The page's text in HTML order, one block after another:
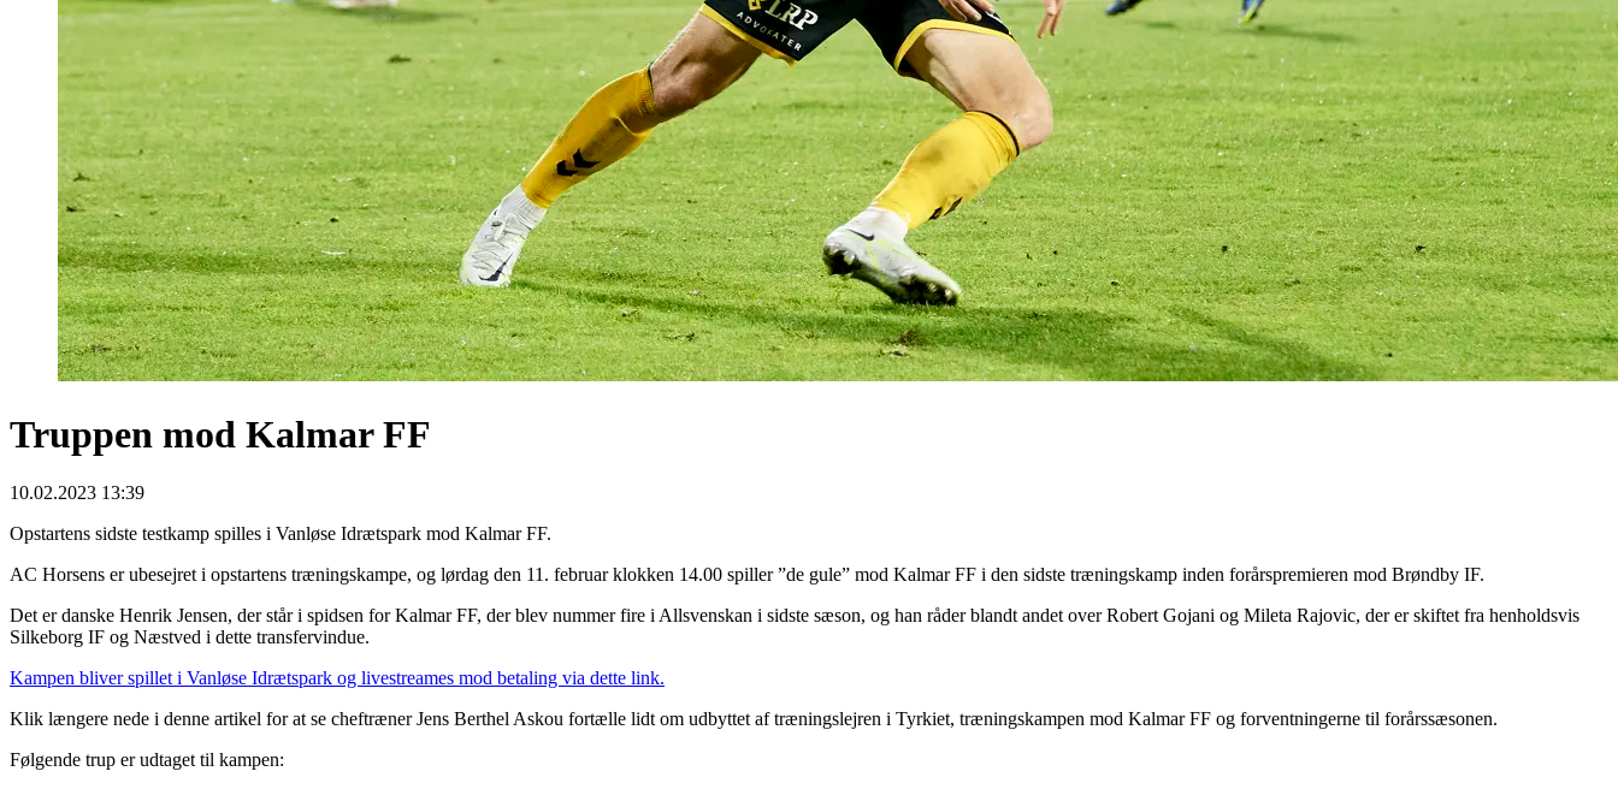
Truppen mod Kalmar FF
10.02.2023 13:39
Opstartens sidste testkamp spilles i Vanløse Idrætspark mod Kalmar FF.
AC Horsens er ubesejret i opstartens træningskampe, og lørdag den 11. februar klokken 14.00 spiller ”de gule” mod Kalmar FF i den sidste træningskamp inden forårspremieren mod Brøndby IF.
Det er danske Henrik Jensen, der står i spidsen for Kalmar FF, der blev nummer fire i Allsvenskan i sidste sæson, og han råder blandt andet over Robert Gojani og Mileta Rajovic, der er skiftet fra henholdsvis
Silkeborg IF og Næstved i dette transfervindue.
Kampen bliver spillet i Vanløse Idrætspark og livestreames mod betaling via dette link.
Klik længere nede i denne artikel for at se cheftræner Jens Berthel Askou fortælle lidt om udbyttet af træningslejren i Tyrkiet, træningskampen mod Kalmar FF og forventningerne til forårssæsonen.
Følgende trup er udtaget til kampen: